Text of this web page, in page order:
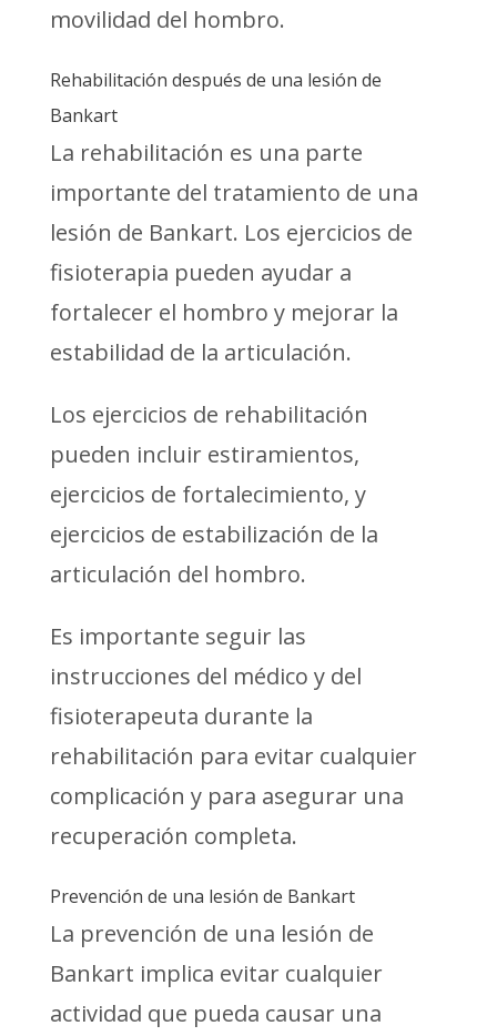
movilidad del hombro.
Rehabilitación después de una lesión de
Bankart
La rehabilitación es una parte
importante del tratamiento de una
lesión de Bankart. Los ejercicios de
fisioterapia pueden ayudar a
fortalecer el hombro y mejorar la
estabilidad de la articulación.
Los ejercicios de rehabilitación
pueden incluir estiramientos,
ejercicios de fortalecimiento, y
ejercicios de estabilización de la
articulación del hombro.
Es importante seguir las
instrucciones del médico y del
fisioterapeuta durante la
rehabilitación para evitar cualquier
complicación y para asegurar una
recuperación completa.
Prevención de una lesión de Bankart
La prevención de una lesión de
Bankart implica evitar cualquier
actividad que pueda causar una